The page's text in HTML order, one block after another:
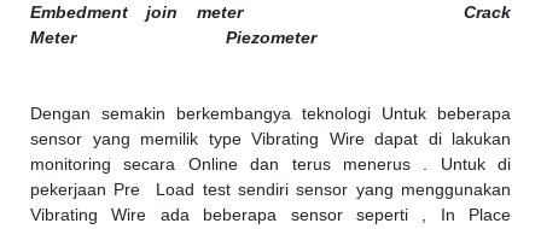
Embedment join meter Crack
Meter Piezometer
Dengan semakin berkembangya teknologi Untuk beberapa
sensor yang memilik type Vibrating Wire dapat di lakukan
monitoring secara Online dan terus menerus . Untuk di
pekerjaan Pre Load test sendiri sensor yang menggunakan
Vibrating Wire ada beberapa sensor seperti , In Place